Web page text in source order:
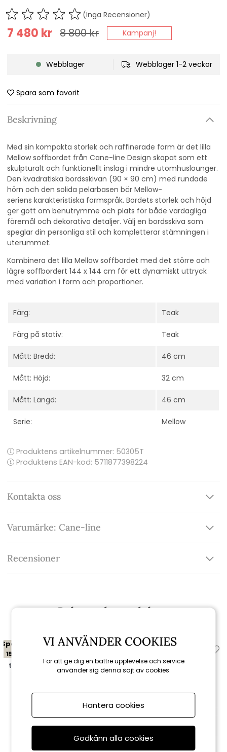
(Inga Recensioner)
8 800kr
7 480 kr Kampanj!
Webblager Webblager 1-2 veckor
Spara som favorit
Beskrivning
Med sin kompakta storlek och raffinerade form är det lilla
Mellow soffbordet från Cane-line Design skapat som ett
skulpturalt och funktionellt inslag i mindre utomhuslounger.
Den kvadratiska bordsskivan (90 × 90 cm) med rundade
hörn och den solida pelarbasen bär Mellow-
seriens karakteristiska formspråk. Bordets storlek och höjd
ger gott om benutrymme och plats för både vardagliga
föremål och dekorativa detaljer. Välj en bordsskiva som
speglar din personliga stil och kompletterar stämningen i
uterummet.
Kombinera det lilla Mellow soffbordet med det större och
lägre soffbordert 144 x 144 cm för ett dynamiskt uttryck
med variation i form och proportioner.
Färg: Teak
Färg på stativ: Teak
Mått: Bredd: 46 cm
Mått: Höjd: 32 cm
Mått: Längd: 46 cm
Serie: Mellow
Produktens artikelnummer: 50305T
Produktens EAN-kod: 5711877398224
Kontakta oss
Varumärke: Cane-line
Recensioner
Relaterade produkter
Spara
15%
till 16/8
Spara
till 16/8
VI ANVÄNDER COOKIES
För att ge dig en bättre upplevelse och service
använder sig denna sajt av cookies.
Hantera cookies
Godkänn alla cookies